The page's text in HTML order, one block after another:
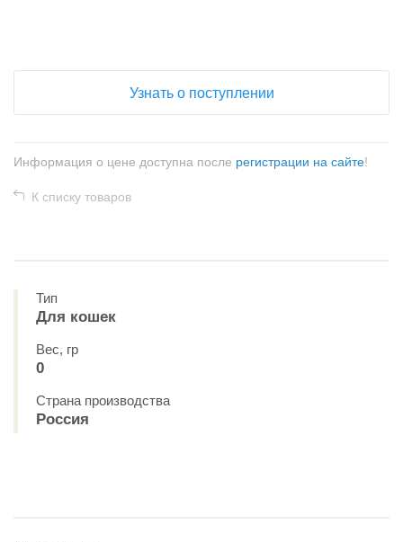
Узнать о поступлении
Информация о цене доступна после регистрации на сайте!
К списку товаров
Тип
Для кошек
Вес, гр
0
Страна производства
Россия